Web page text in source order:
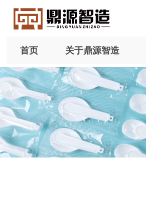
首页 关于鼎源智造